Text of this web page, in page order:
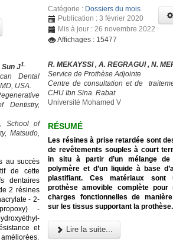
Sun J1.
Dental
USA.
Dentistry,
School of
Matsudo,
au succès
de cette
dentaires
2 résines
- 2-
-
et
Catégorie : Dossiers du mois
Publication : 3 février 2020
Mis à jour : 26 novembre 2022
Affichages : 15477
R. MEKAYSSI , A. REGRAGUI , N.
Service de Prothèse Adjointe
Centre de consultation et de
CHU Ibn Sina. Rabat
Université Mohamed V
RÉSUMÉ
Les résines à prise retardée sont
de revêtements souples à court
in situ à partir d’un mélange de
polymère et d’un liquide à base
plastifiant. Ces matériaux sont
prothèse amovible complète pour
charges fonctionnelles de
sur les tissus supportant la prothèse.
Lire la suite...